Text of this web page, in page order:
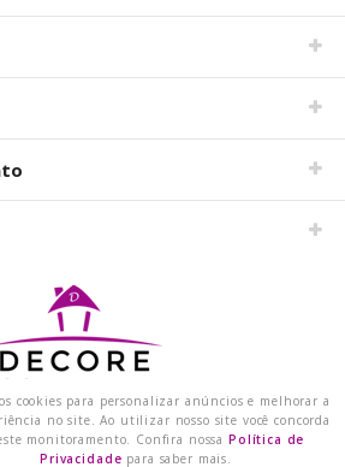
DECORE COM PAPEL LTDA
15.473.249/0001-91
Todos os direitos reservados.
cookies para personalizar anúncios e melhorar a
no site. Ao utilizar nosso site você concorda
monitoramento. Confira nossa Política de
Privacidade para saber mais.